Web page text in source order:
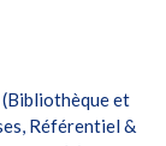
et
Référentiel &